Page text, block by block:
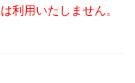
利用いたしません。